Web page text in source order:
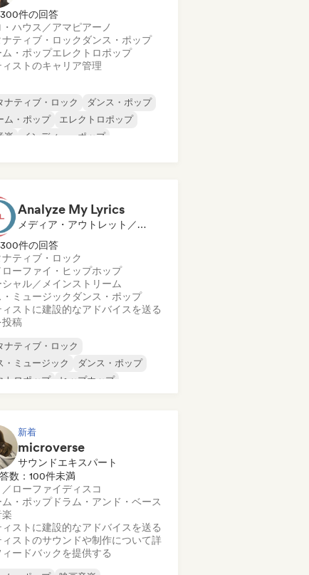
件の回答
ハウス／アマピアーノ
ティブ・ロック ダンス・ポップ
ム・ポップエレクトロポップ
ィストのキャリア管理
ナティブ・ロック
ダンス・ポップ
ム・ポップ
エレクトロポップ
楽
インディー・ポップ
Analyze My Lyrics
メディア・アウトレット／ジャーナリスト, メンター
件の回答
ティブ・ロック
ローファイ・ヒップホップ
シャル／メインストリーム
・ミュージック ダンス・ポップ
ィストに建設的なアドバイスを送る
稿
ナティブ・ロック
・ミュージック
ダンス・ポップ
トロポップ
ヒップホップ
新着
microverse
サウンドエキスパート
数：100件未満
／ローファイディスコ
ム・ポップドラム・アンド・ベース
ィストに建設的なアドバイスを送る
ィストのサウンドや制作について詳
ードバックを提供する